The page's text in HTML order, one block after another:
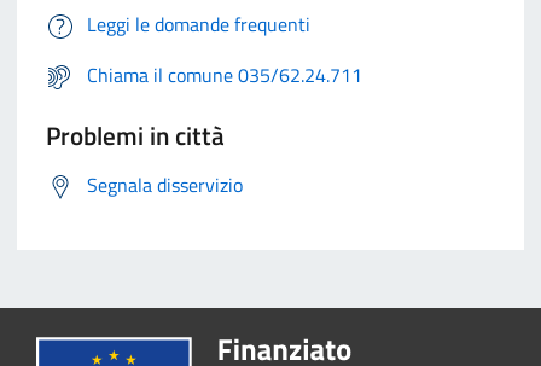
Leggi le domande frequenti
Chiama il comune 035/62.24.711
Problemi in città
Segnala disservizio